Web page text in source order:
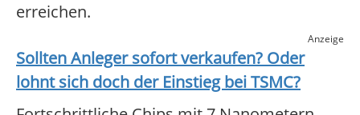
erreichen.
Anzeige
Sollten Anleger sofort verkaufen? Oder
lohnt sich doch der Einstieg beiTSMC?